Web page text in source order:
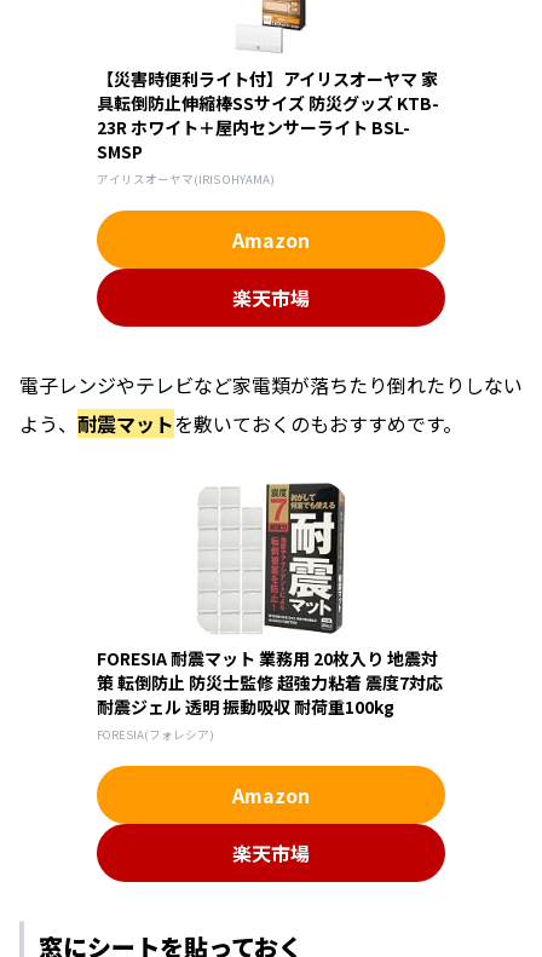
【災害時便利ライト付】アイリスオーヤマ 家
具転倒防止伸縮棒SSサイズ 防災グッズ KTB-
23R ホワイト＋屋内センサーライト BSL-
SMSP
アイリスオーヤマ(IRIS OHYAMA)
Amazon
楽天市場
電子レンジやテレビなど家電類が落ちたり倒れたりしない
よう、 耐震マットを敷いておくのもおすすめです。
FORESIA 耐震マット 業務用 20枚入り 地震対
策 転倒防止 防災士監修 超強力粘着 震度7対応
耐震ジェル 透明 振動吸収 耐荷重100kg
FORESIA(フォレシア)
Amazon
楽天市場
窓にシートを貼っておく